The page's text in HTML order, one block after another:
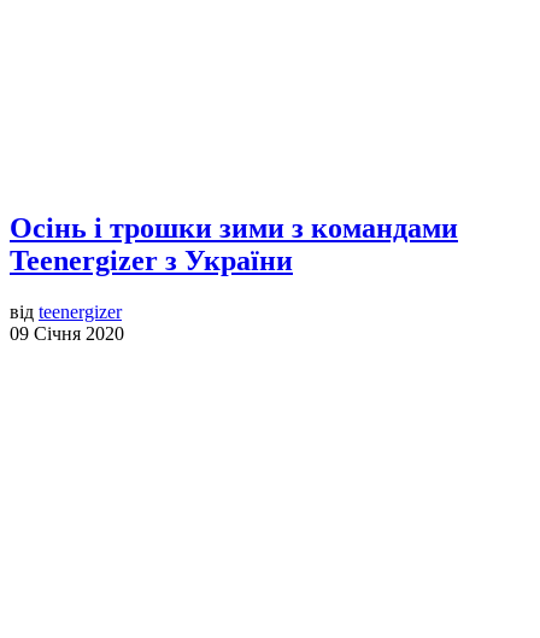
Осінь і трошки зими з командами
Teenergizer з України
від teenergizer
09 Січня 2020